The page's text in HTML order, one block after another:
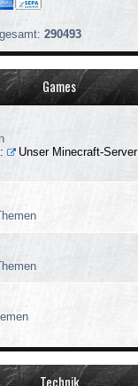
290493
Games
Unser Minecraft-Server
Technik